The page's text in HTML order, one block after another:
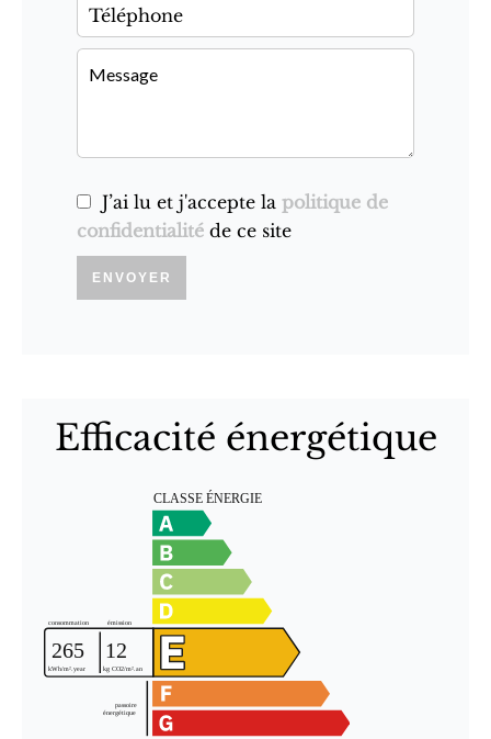
J’ai lu et j'accepte la politique de
confidentialité de ce site
ENVOYER
Efficacité énergétique